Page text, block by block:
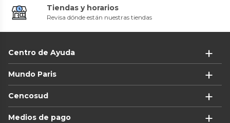
Tiendas y horarios
Revisa dónde están nuestras tiendas
Centro de Ayuda
Mundo Paris
Cencosud
Medios de pago